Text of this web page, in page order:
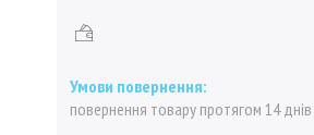
повернення товару протягом 14 днів